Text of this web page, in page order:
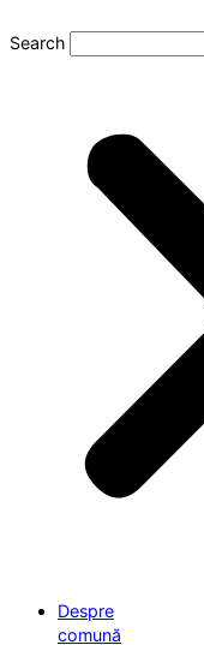
Search
Despre
comună